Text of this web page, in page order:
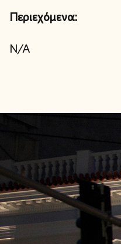
Περιεχόμενα:
N/A